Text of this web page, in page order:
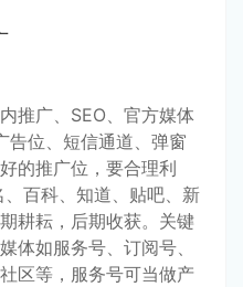
推广、SEO、官方媒体
告位、短信通道、弹窗
的推广位，要合理利
百科、知道、贴吧、新
耕耘，后期收获。关键
体如服务号、订阅号、
区等，服务号可当做产